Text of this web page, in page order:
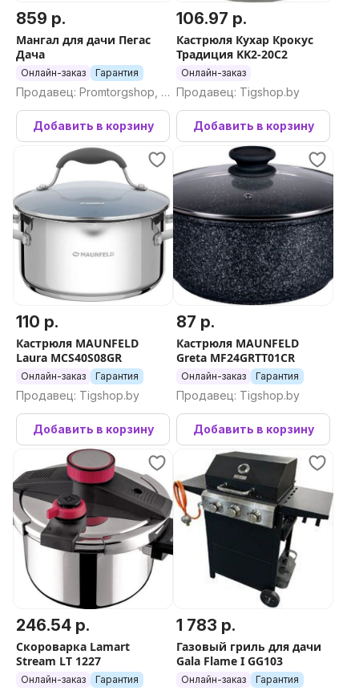
859 р.
Мангал для дачи Пегас
Дача
Онлайн-заказ Гарантия
Продавец: Promtorgshop, П
ромторгшоп
Добавить в корзину
106.97 р.
Кастрюля Кухар Крокус
Традиция KK2-20C2
Онлайн-заказ
Продавец: Tigshop.by
Добавить в корзину
110 р.
Кастрюля MAUNFELD
Laura MCS40S08GR
Онлайн-заказ Гарантия
Продавец: Tigshop.by
Добавить в корзину
87 р.
Кастрюля MAUNFELD
Greta MF24GRTT01CR
Онлайн-заказ Гарантия
Продавец: Tigshop.by
Добавить в корзину
246.54 р.
Скороварка Lamart
Stream LT 1227
Онлайн-заказ Гарантия
1 783 р.
Газовый гриль для дачи
Gala Flame I GG103
Онлайн-заказ Гарантия